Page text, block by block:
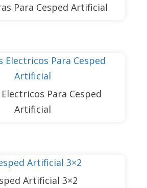
Para Cesped Artificial
Para Cesped
Artificial
Artificial 3×2